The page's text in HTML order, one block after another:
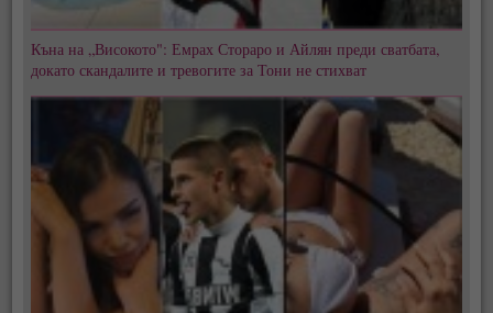
Къна на „Високото": Емрах Стораро и Айлян преди сватбата,
докато скандалите и тревогите за Тони не стихват